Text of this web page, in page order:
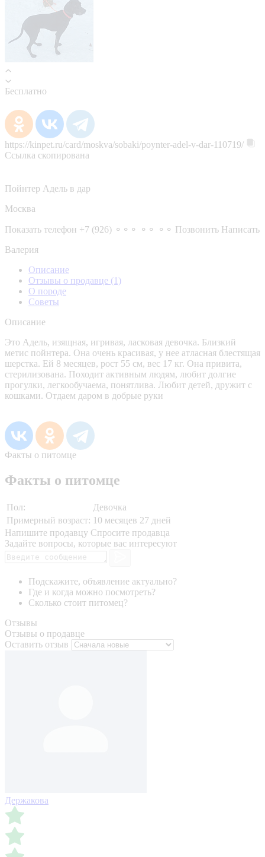
Бесплатно
https://kinpet.ru/card/moskva/sobaki/poynter-adel-v-dar-110719/
Ссылка скопирована
Пойнтер Адель в дар
Москва
Показать телефон +7 (926) ⚬⚬⚬ ⚬⚬ ⚬⚬ Позвонить Написать
Валерия
Описание
Отзывы о продавце (1)
О породе
Советы
Описание
Это Адель, изящная, игривая, ласковая девочка. Близкий
метис пойнтера. Она очень красивая, у нее атласная блестящая
шерстка. Ей 8 месяцев, рост 55 см, вес 17 кг. Она привита,
стерилизована. Походит активным людям, любит долгие
прогулки, легкообучаема, понятлива. Любит детей, дружит с
кошками. Отдаем даром в добрые руки
Факты о питомце
Факты о питомце
Пол:
Девочка
Примерный возраст: 10 месяцев 27 дней
Напишите продавцу Спросите продавца
Задайте вопросы, которые вас интересуют
Подскажите, объявление актуально?
Где и когда можно посмотреть?
Сколько стоит питомец?
Отзывы
Отзывы о продавце
Оставить отзыв
Держакова